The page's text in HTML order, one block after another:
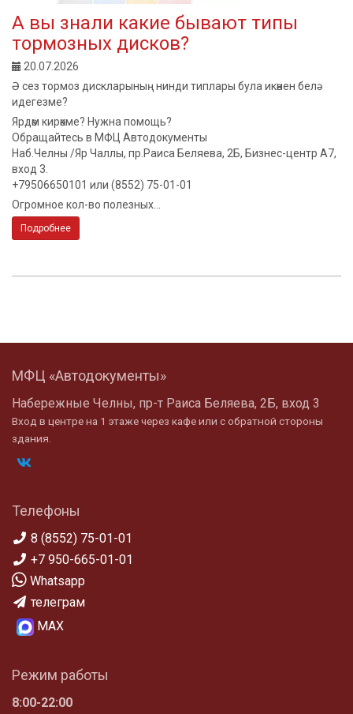
А вы знали какие бывают типы
тормозных дисков?
20.07.2026
Ә сез тормоз дискларының нинди типлары була икәнен белә
идегезме?
Ярдәм кирәкме? Нужна помощь?
Обращайтесь в МФЦ Автодокументы
Наб.Челны /Яр Чаллы, пр.Раиса Беляева, 2Б, Бизнес-центр А7,
вход 3.
+79506650101 или (8552) 75-01-01
Огромное кол-во полезных...
Подробнее
МФЦ «Автодокументы»
Набережные Челны, пр-т Раиса Беляева, 2Б, вход 3
Вход в центре на 1 этаже через кафе или с обратной стороны
здания.
Телефоны
8 (8552) 75-01-01
+7 950-665-01-01
Whatsapp
телеграм
МАХ
Режим работы
8:00-22:00